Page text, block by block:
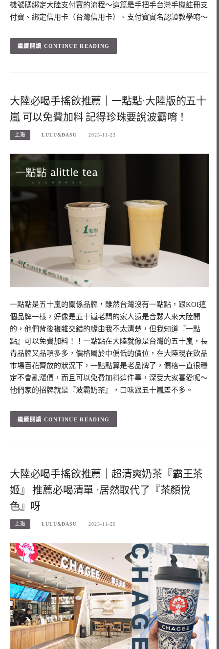
機號碼綁定大陸支付寶的流程～這篇是手把手台灣手機註冊支
付寶、綁定信用卡（台灣信用卡）、支付寶實名認證教學唷～
CONTINUE READING
大陸必喝手搖飲推薦｜一點點·大陸版的五十
嵐 可以免費加料 記得珍珠要說波霸唷！
上海 LULU&DASU 2023-11-23
一點點是五十嵐的關係品牌，雖然台灣沒有一點點，跟KOI這
個品牌一樣，好像是五十嵐老闆的家人還是合夥人來大陸開
的，他們背後複雜交錯的緣由我不太清楚，但我知道『一點
點』可以免費加料！！一點點在大陸就像是台灣的五十嵐，長
青品牌又品項多多，價格屬於中偏低的價位，在大陸現在飲品
市場百花齊放的狀況下，一點點算是老品牌了，價格一直很穩
定不會亂漲價，而且可以免費加料這件事，深受大家喜愛呢～
他們家的招牌就是『波霸奶茶』，口味跟五十嵐差不多。
CONTINUE READING
大陸必喝手搖飲推薦｜超清爽奶茶『霸王茶
姬』 推薦必喝清單 ·居然取代了『茶顏悅
色』呀
上海 LULU&DASU 2023-11-20